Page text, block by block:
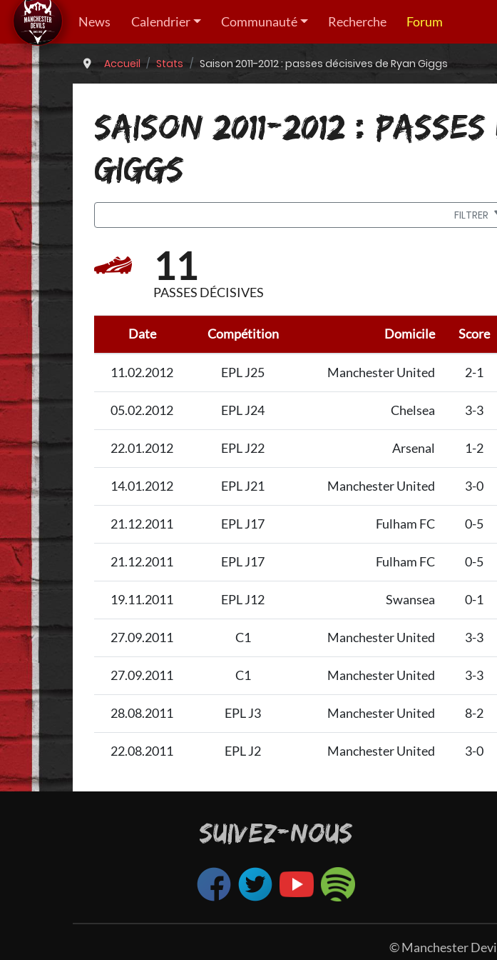
News Calendrier Communauté Recherche Forum
Accueil Stats Saison 2011-2012 : passes décisives de Ryan Giggs
SAISON 2011-2012 : PASSES
GIGGS
FILTRER
11
PASSES DÉCISIVES
Date Compétition Domicile Score
11.02.2012 EPL J25 Manchester United 2-1
05.02.2012 EPL J24 Chelsea 3-3
22.01.2012 EPL J22 Arsenal 1-2
14.01.2012 EPL J21 Manchester United 3-0
21.12.2011 EPL J17 Fulham FC 0-5
21.12.2011 EPL J17 Fulham FC 0-5
19.11.2011 EPL J12 Swansea 0-1
27.09.2011 C1 Manchester United 3-3
27.09.2011 C1 Manchester United 3-3
28.08.2011 EPL J3 Manchester United 8-2
22.08.2011 EPL J2 Manchester United 3-0
SUIVEZ-NOUS
© Manchester